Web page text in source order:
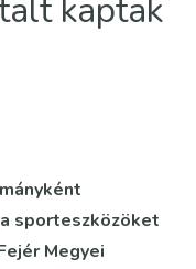
kaptak
sporteszközöket
Megyei